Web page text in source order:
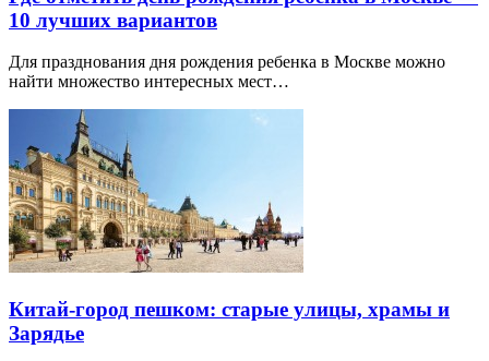
10 лучших вариантов
Для празднования дня рождения ребенка в Москве можно
найти множество интересных мест…
Китай-город пешком: старые улицы, храмы и
Зарядье